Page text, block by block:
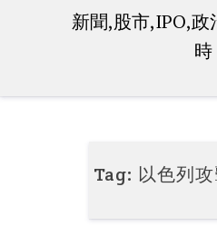
新聞,股市,IPO,
時
Tag: 以色列